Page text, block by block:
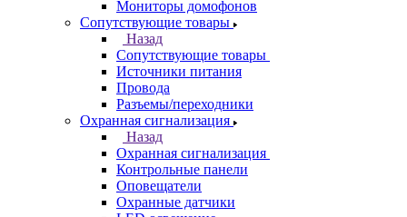
Мониторы домофонов
Сопутствующие товары
Назад
Сопутствующие товары
Источники питания
Провода
Разъемы/переходники
Охранная сигнализация
Назад
Охранная сигнализация
Контрольные панели
Оповещатели
Охранные датчики